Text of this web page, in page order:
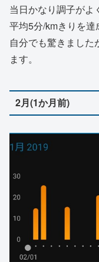
当日かなり調子がよ
平均5分/kmきりを達
自分でも驚きまし
ます。
2月(1か月前)